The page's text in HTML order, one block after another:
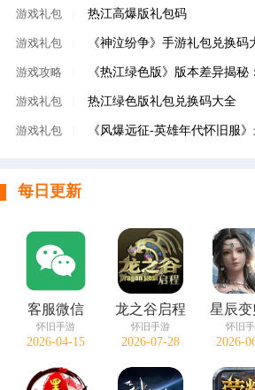
游戏礼包 热江高爆版礼包码
游戏礼包 《神泣纷争》手游礼包兑换码
游戏攻略
游戏礼包 热江绿色版礼包兑换码大全
游戏礼包
每日更新
客服微信
怀旧手游
2026-04-15
龙之谷启程
怀旧手游
2026-07-28
星辰
怀旧
2026-